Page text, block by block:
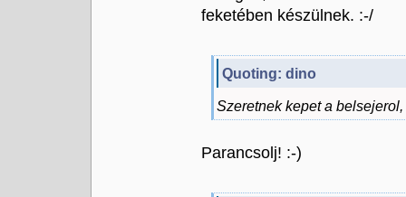
feketében készülnek. :-/
Quoting: dino
Szeretnek kepet a
Parancsolj! :-)